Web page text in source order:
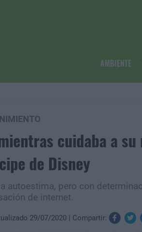
AMBIENTE
cuidaba a su
de Disney
autoestima, pero con
de internet.
29/07/2020 Compartir: